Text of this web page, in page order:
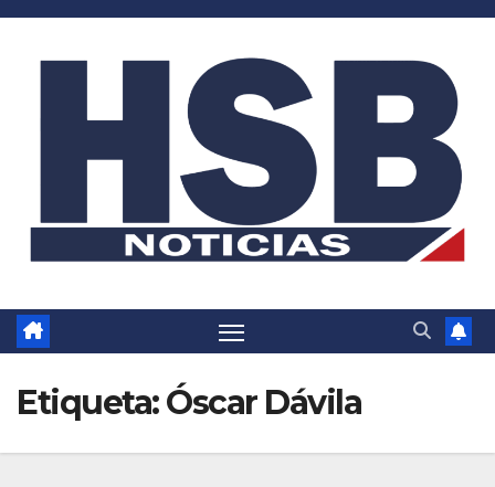
Saltar
Etiqueta:Óscar Dávila